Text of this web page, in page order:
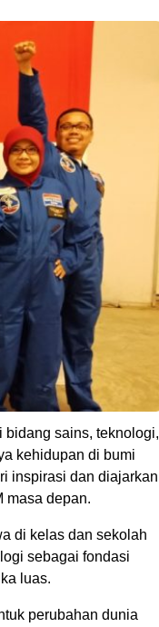
bidang sains, teknologi,
kehidupan di bumi
inspirasi dan diajarkan
masa depan.
di kelas dan sekolah
sebagai fondasi
luas.
perubahan dunia